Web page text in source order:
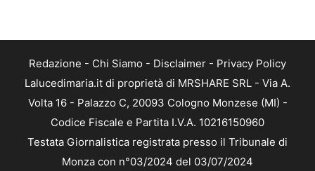
Redazione - Chi Siamo - Disclaimer - Privacy Policy
Lalucedimaria.it di proprietà di MRSHARE SRL - Via A.
Volta 16 - Palazzo C, 20093 Cologno Monzese (MI) -
Codice Fiscale e Partita I.V.A. 10216150960
Testata Giornalistica registrata presso il Tribunale di
Monza con n°03/2024 del 03/07/2024